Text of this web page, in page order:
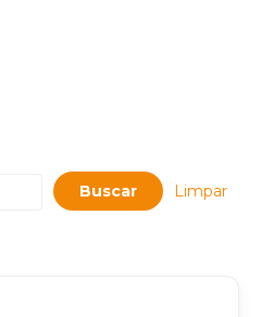
Limpar